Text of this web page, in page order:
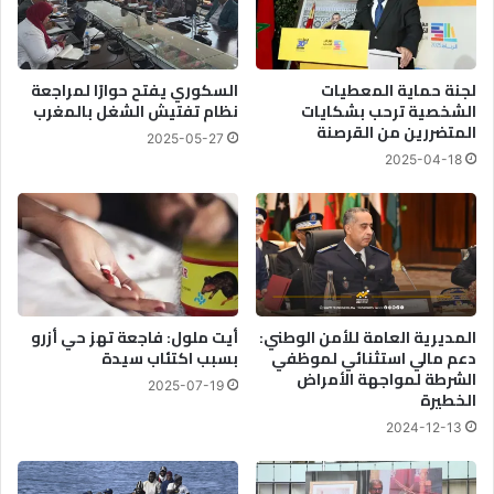
ك
ن
ع
ب
ر
ا
ل
ل
م
ت
ن
م
ا
ل
د
و
لجنة حماية المعطيات
الشخصية ترحب بشكايات
المتضررين من القرصنة
2025-04-18
السكوري يفتح حوارًا لمراجعة
نظام تفتيش الشغل بالمغرب
2025-05-27
المديرية العامة للأمن الوطني:
دعم مالي استثنائي لموظفي
الشرطة لمواجهة الأمراض
الخطيرة
2024-12-13
أيت ملول: فاجعة تهز حي أزرو
بسبب اكتئاب سيدة
2025-07-19